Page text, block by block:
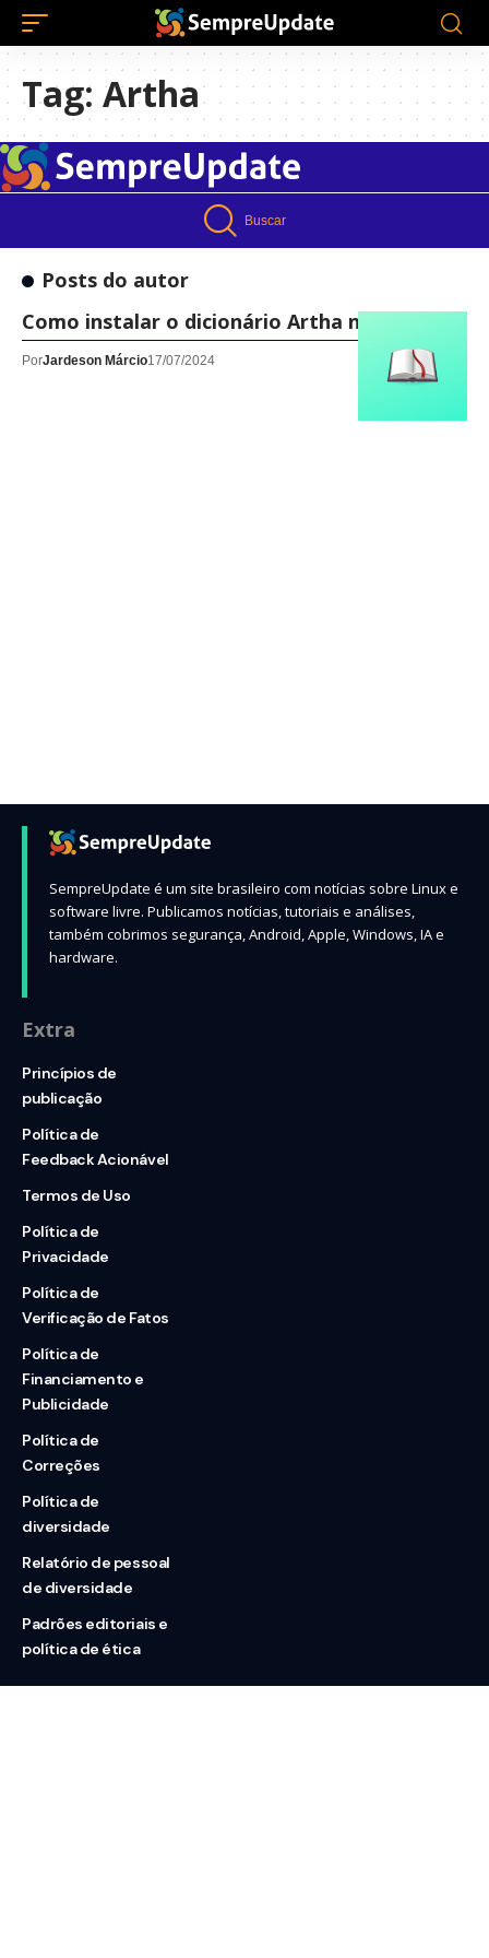
Tag: Artha
Buscar
Posts do autor
Como instalar o dicionário Artha no Linux!
PorJardeson Márcio17/07/2024
SempreUpdate é um site brasileiro com notícias sobre Linux e
software livre. Publicamos notícias, tutoriais e análises,
também cobrimos segurança, Android, Apple, Windows, IA e
hardware.
Extra
Princípios de
publicação
Política de
Feedback Acionável
Termos de Uso
Política de
Privacidade
Política de
Verificação de Fatos
Política de
Financiamento e
Publicidade
Política de
Correções
Política de
diversidade
Relatório de pessoal
de diversidade
Padrões editoriais e
política de ética